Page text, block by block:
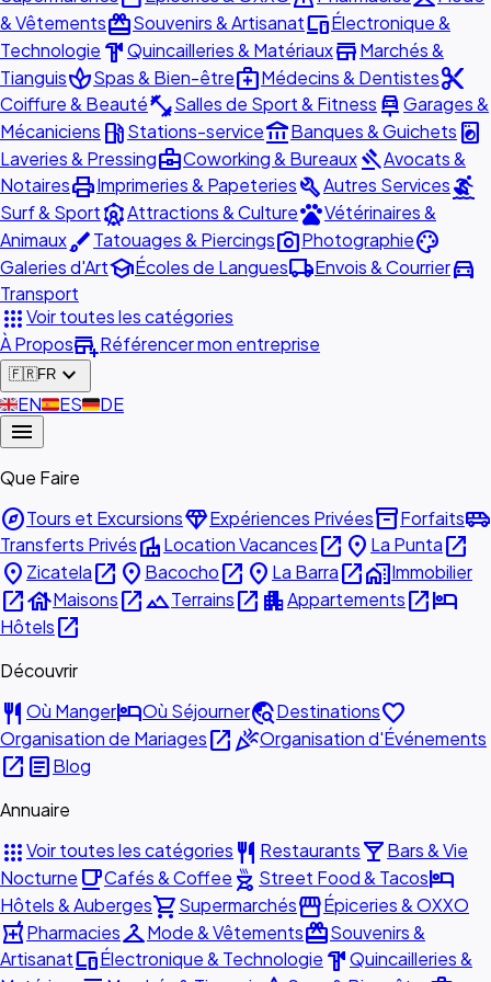
& VêtementsredeemSouvenirs & ArtisanatdevicesÉlectronique &
Technologie hardwareQuincailleries & MatériauxstoreMarchés &
TianguisspaSpas & Bien-êtremedical_servicesMédecins & Dentistescontent_cut
Coiffure & Beautéfitness_centerSalles de Sport & Fitness car_repairGarages &
Mécaniciens local_gas_stationStations-serviceaccount_balanceBanques & Guichets local_laundry_service
Laveries & Pressingbusiness_centerCoworking & BureauxgavelAvocats &
NotairesprintImprimeries & PapeteriesbuildAutres Servicessurfing
Surf & SportattractionsAttractions & CulturepetsVétérinaires &
AnimauxbrushTatouages & Piercingsphoto_cameraPhotographiepalette
Galeries d'ArtschoolÉcoles de Langueslocal_shippingEnvois & Courrierdirections_car
Transport
appsVoir toutes les catégories
À Proposadd_businessRéférencer mon entreprise
🇫🇷FR expand_more
🇬🇧EN🇪🇸ES🇩🇪DE
menu
Que Faire
exploreTours et ExcursionsdiamondExpériences Privéesinventory_2Forfaitsairport_shuttle
Transferts PrivésvillaLocation Vacancesopen_in_new place La Puntaopen_in_new
place Zicatelaopen_in_new place Bacochoopen_in_new place La Barraopen_in_newhome_workImmobilier
open_in_newhouseMaisonsopen_in_newlandscapeTerrainsopen_in_new apartmentAppartementsopen_in_newhotel
Hôtelsopen_in_new
Découvrir
restaurant Où MangerhotelOù Séjournertravel_exploreDestinationsfavorite
Organisation de Mariagesopen_in_newcelebrationOrganisation d'Événements
open_in_new articleBlog
Annuaire
appsVoir toutes les catégories restaurant Restaurantslocal_barBars & Vie
Nocturne local_cafeCafés & Coffee outdoor_grill Street Food & Tacoshotel
Hôtels & Aubergesshopping_cartSupermarchésstorefrontÉpiceries & OXXO
local_pharmacyPharmaciescheckroomMode & VêtementsredeemSouvenirs &
ArtisanatdevicesÉlectronique & Technologie hardwareQuincailleries &